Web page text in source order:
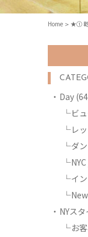
Home ★① 乾
Day
ビ
レ
ダ
イ
NYス
お